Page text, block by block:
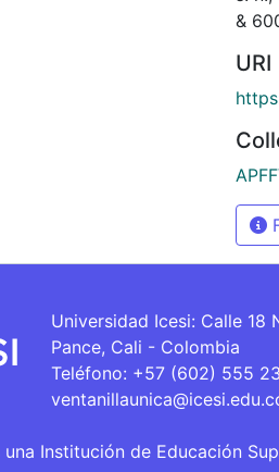
&
URI
Universidad Icesi: Calle 18
Pance, Cali - Colombia
Teléfono: +57 (602) 555
Institución de Educación